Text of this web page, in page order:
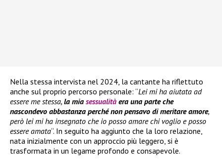
Nella stessa intervista nel 2024, la cantante ha riflettuto
anche sul proprio percorso personale: “Lei mi ha aiutata ad
essere me stessa, la mia sessualità era una parte che
nascondevo abbastanza perché non pensavo di meritare amore,
però lei mi ha insegnato che io posso amare chi voglio e posso
essere amata“. In seguito ha aggiunto che la loro relazione,
nata inizialmente con un approccio più leggero, si è
trasformata in un legame profondo e consapevole.